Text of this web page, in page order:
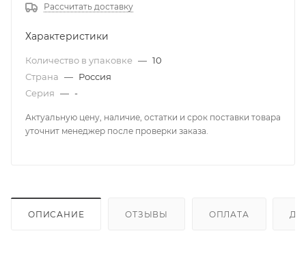
Рассчитать доставку
Характеристики
Количество в упаковке — 10
Страна — Россия
Серия — -
Актуальную цену, наличие, остатки и срок поставки товара
уточнит менеджер после проверки заказа.
ОПИСАНИЕ ОТЗЫВЫ ОПЛАТА